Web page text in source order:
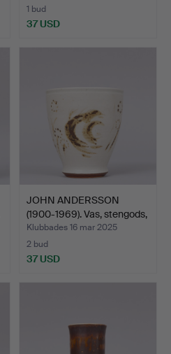
1 bud
37 USD
JOHN ANDERSSON
(1900-1969). Vas, stengods,
…
Klubbades 16 mar 2025
2 bud
37 USD